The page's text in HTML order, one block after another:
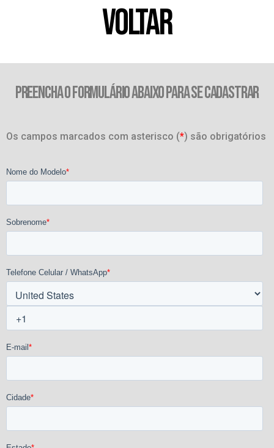
VOLTAR
PREENCHA O FORMULÁRIO ABAIXO PARA SE CADASTRAR
Os campos marcados com asterisco (*) são obrigatórios